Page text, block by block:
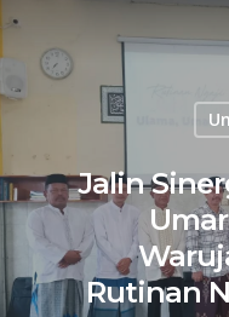
Skip
content
Jalin
Rutinan